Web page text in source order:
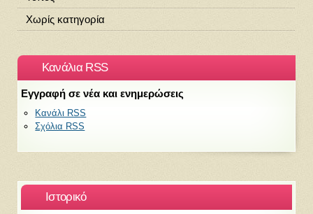
Χωρίς κατηγορία
Κανάλια RSS
Εγγραφή σε νέα και ενημερώσεις
Κανάλι RSS
Σχόλια RSS
Ιστορικό